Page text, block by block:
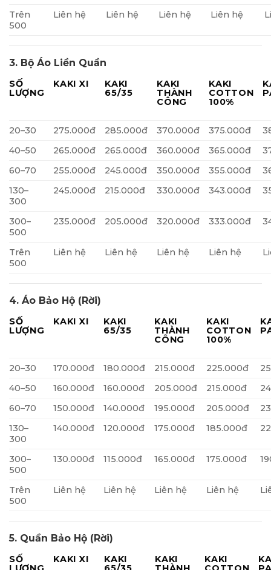
Trên
500
Liên hệ Liên hệ Liên hệ Liên hệ
3. Bộ Áo Liền Quần
SỐ
LƯỢNG
KAKI XI
KAKI
65/35
KAKI
THÀNH
CÔNG
KAKI
COTTON
100%
20–30 275.000đ 285.000đ 370.000đ 375.000đ
40–50
265.000đ 265.000đ 360.000đ 365.000đ
60–70
255.000đ 245.000đ 350.000đ 355.000đ
130–
300
245.000đ 215.000đ 330.000đ 343.000đ
300–
500
235.000đ 205.000đ 320.000đ 333.000đ
Trên
500
Liên hệ Liên hệ Liên hệ Liên hệ
4. Áo Bảo Hộ (Rời)
SỐ
LƯỢNG
KAKI XI
KAKI
65/35
KAKI
THÀNH
CÔNG
KAKI
COTTON
100%
20–30 170.000đ 180.000đ 215.000đ 225.000đ
40–50
160.000đ 160.000đ 205.000đ 215.000đ
60–70
150.000đ 140.000đ 195.000đ 205.000đ
130–
300
140.000đ 120.000đ 175.000đ 185.000đ
300–
500
130.000đ 115.000đ 165.000đ 175.000đ
Trên
500
Liên hệ Liên hệ Liên hệ Liên hệ
5. Quần Bảo Hộ (Rời)
SỐ
KAKI XI
KAKI
KAKI
KAKI